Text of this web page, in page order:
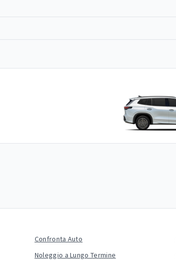
Confronta Auto
Noleggio a Lungo Termine